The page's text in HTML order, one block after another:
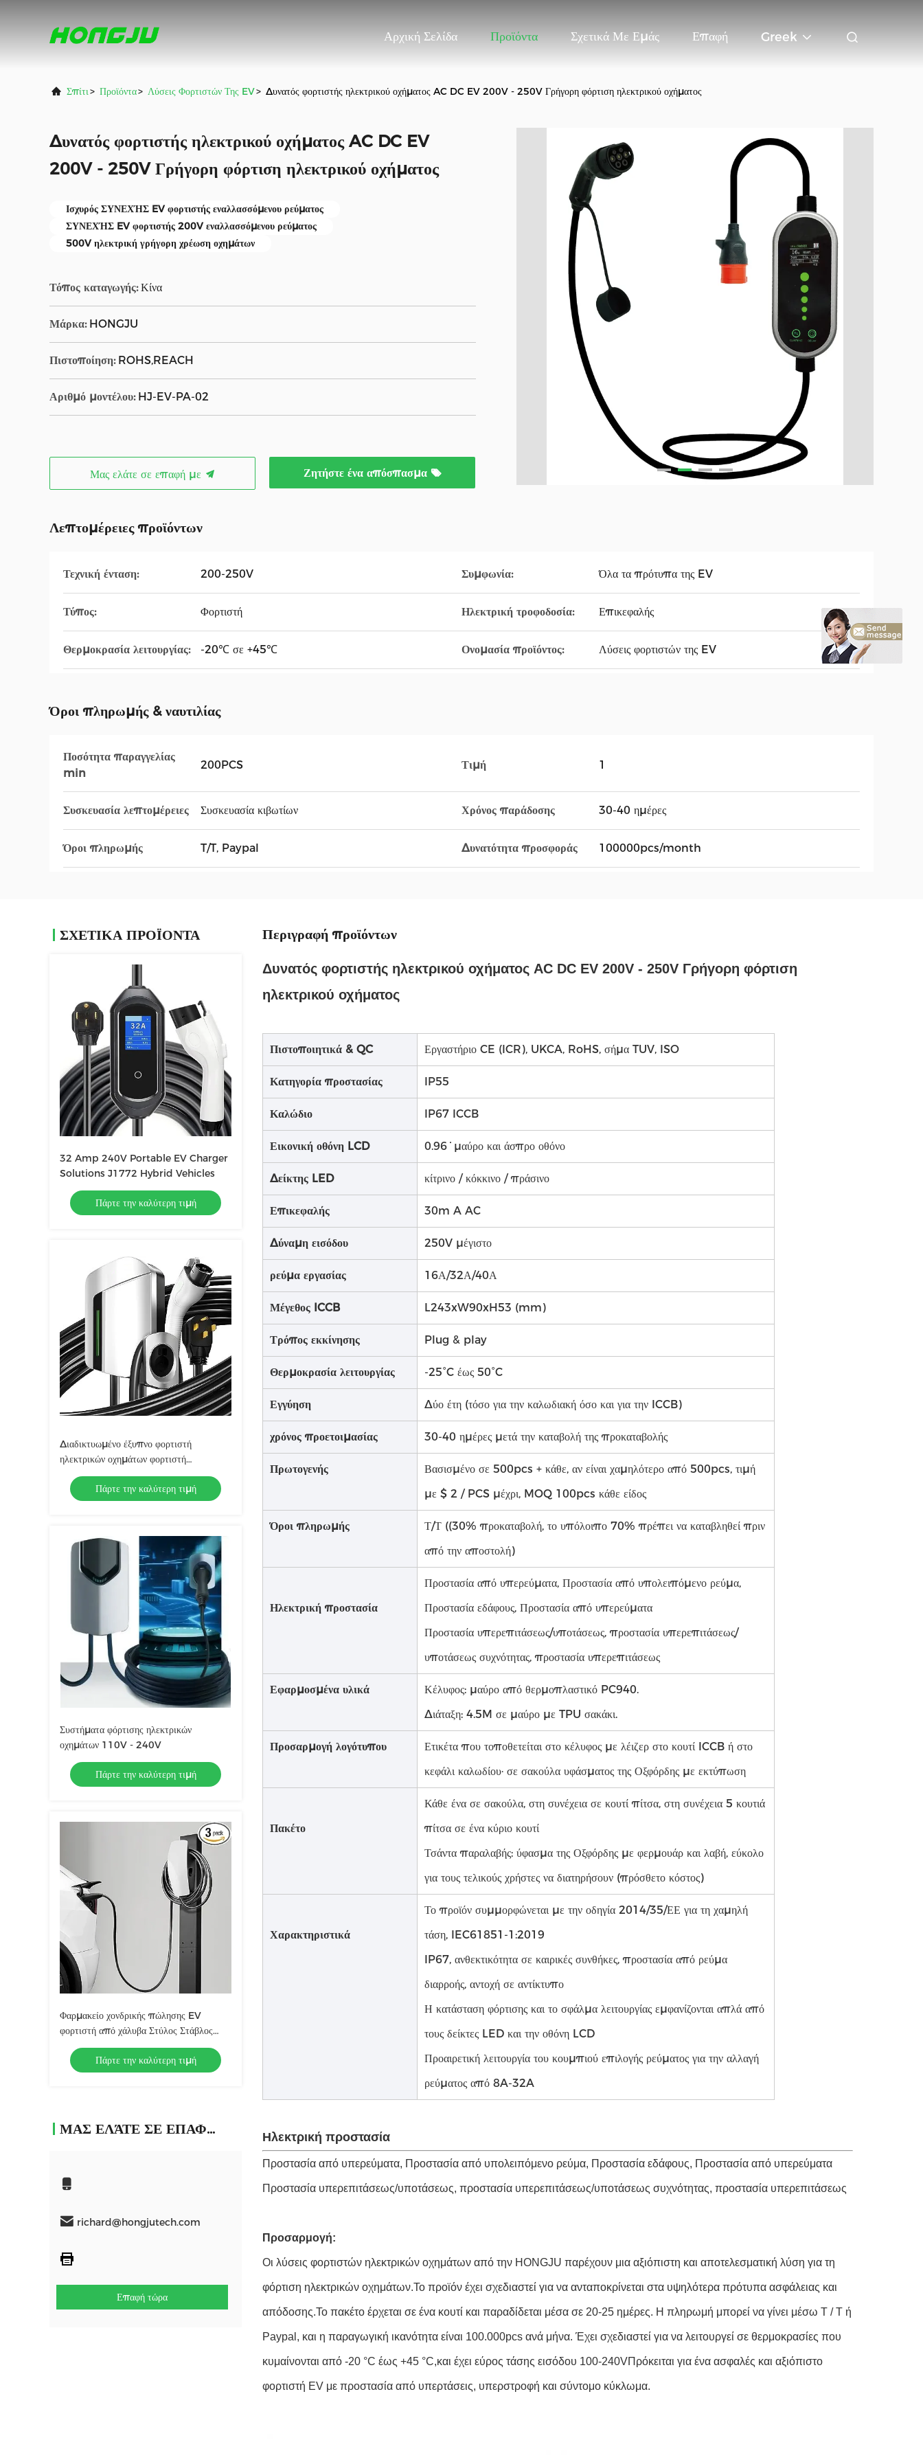
Αρχική Σελίδα Προϊόντα Σχετικά Με Εμάς Επαφή Greek
Σπίτι> Προϊόντα> Λύσεις Φορτιστών Της EV> Δυνατός φορτιστής ηλεκτρικού οχήματος AC DC EV 200V - 250V Γρήγορη φόρτιση ηλεκτρικού οχήματος
Δυνατός φορτιστής ηλεκτρικού οχήματος AC DC EV
200V - 250V Γρήγορη φόρτιση ηλεκτρικού οχήματος
Ισχυρός ΣΥΝΕΧΉΣ EV φορτιστής εναλλασσόμενου ρεύματος
ΣΥΝΕΧΉΣ EV φορτιστής 200V εναλλασσόμενου ρεύματος
500V ηλεκτρική γρήγορη χρέωση οχημάτων
Τόπος καταγωγής: Κίνα
Μάρκα: HONGJU
Πιστοποίηση: ROHS,REACH
Αριθμό μοντέλου: HJ-EV-PA-02
Μας ελάτε σε επαφή με Ζητήστε ένα απόσπασμα
Λεπτομέρειες προϊόντων
Τεχνική ένταση: 200-250V Συμφωνία: Όλα τα πρότυπα της EV
Τύπος: Φορτιστή Ηλεκτρική τροφοδοσία: Επικεφαλής
Θερμοκρασία λειτουργίας: -20℃ σε +45℃ Ονομασία προϊόντος: Λύσεις φορτιστών της EV
Όροι πληρωμής & ναυτιλίας
Ποσότητα παραγγελίας
min
200PCS Τιμή 1
Συσκευασία λεπτομέρειες Συσκευασία κιβωτίων Χρόνος παράδοσης 30-40 ημέρες
Όροι πληρωμής T/T, Paypal Δυνατότητα προσφοράς 100000pcs/month
ΣΧΕΤΙΚΑ ΠΡΟΪΟΝΤΑ
32 Amp 240V Portable EV Charger
Solutions J1772 Hybrid Vehicles
Πάρτε την καλύτερη τιμή
Διαδικτυωμένο έξυπνο φορτιστή
ηλεκτρικών οχημάτων φορτιστή
ηλεκτρικών οχημάτων με τοίχο έως 22
kW
Πάρτε την καλύτερη τιμή
Συστήματα φόρτισης ηλεκτρικών
οχημάτων 110V - 240V
Πάρτε την καλύτερη τιμή
Φαρμακείο χονδρικής πώλησης EV
φορτιστή από χάλυβα Στύλος Στάβλος
Στάβλος σταθμών φόρτισης στο πάτωμα
Πάρτε την καλύτερη τιμή
ΜΑΣ ΕΛΆΤΕ ΣΕ ΕΠΑΦΉ ΜΕ
richard@hongjutech.com
Επαφή τώρα
Περιγραφή προϊόντων
Δυνατός φορτιστής ηλεκτρικού οχήματος AC DC EV 200V - 250V Γρήγορη φόρτιση
ηλεκτρικού οχήματος
Πιστοποιητικά & QC Εργαστήριο CE (ICR), UKCA, RoHS, σήμα TUV, ISO
Κατηγορία προστασίας IP55
Καλώδιο IP67 ICCB
Εικονική οθόνη LCD 0.96 ̇ μαύρο και άσπρο οθόνο
Δείκτης LED κίτρινο / κόκκινο / πράσινο
Επικεφαλής 30m A AC
Δύναμη εισόδου 250V μέγιστο
ρεύμα εργασίας 16Α/32Α/40Α
Μέγεθος ICCB L243xW90xH53 (mm)
Τρόπος εκκίνησης Plug & play
Θερμοκρασία λειτουργίας -25°C έως 50°C
Εγγύηση Δύο έτη (τόσο για την καλωδιακή όσο και για την ICCB)
χρόνος προετοιμασίας 30-40 ημέρες μετά την καταβολή της προκαταβολής
Πρωτογενής
Βασισμένο σε 500pcs + κάθε, αν είναι χαμηλότερο από 500pcs, τιμή
με $ 2 / PCS μέχρι, MOQ 100pcs κάθε είδος
Όροι πληρωμής
Τ/Τ ((30% προκαταβολή, το υπόλοιπο 70% πρέπει να καταβληθεί πριν
από την αποστολή)
Ηλεκτρική προστασία
Προστασία από υπερεύματα, Προστασία από υπολειπόμενο ρεύμα,
Προστασία εδάφους, Προστασία από υπερεύματα
Προστασία υπερεπιτάσεως/υποτάσεως, προστασία υπερεπιτάσεως/
υποτάσεως συχνότητας, προστασία υπερεπιτάσεως
Εφαρμοσμένα υλικά
Κέλυφος: μαύρο από θερμοπλαστικό PC940.
Διάταξη: 4.5M σε μαύρο με TPU σακάκι.
Προσαρμογή λογότυπου
Ετικέτα που τοποθετείται στο κέλυφος με λέιζερ στο κουτί ICCB ή στο
κεφάλι καλωδίου· σε σακούλα υφάσματος της Οξφόρδης με εκτύπωση
Πακέτο
Κάθε ένα σε σακούλα, στη συνέχεια σε κουτί πίτσα, στη συνέχεια 5 κουτιά
πίτσα σε ένα κύριο κουτί
Τσάντα παραλαβής: ύφασμα της Οξφόρδης με φερμουάρ και λαβή, εύκολο
για τους τελικούς χρήστες να διατηρήσουν (πρόσθετο κόστος)
Χαρακτηριστικά
Το προϊόν συμμορφώνεται με την οδηγία 2014/35/ΕΕ για τη χαμηλή
τάση, IEC61851-1:2019
IP67, ανθεκτικότητα σε καιρικές συνθήκες, προστασία από ρεύμα
διαρροής, αντοχή σε αντίκτυπο
Η κατάσταση φόρτισης και το σφάλμα λειτουργίας εμφανίζονται απλά από
τους δείκτες LED και την οθόνη LCD
Προαιρετική λειτουργία του κουμπιού επιλογής ρεύματος για την αλλαγή
ρεύματος από 8A-32A
Ηλεκτρική προστασία
Προστασία από υπερεύματα, Προστασία από υπολειπόμενο ρεύμα, Προστασία εδάφους, Προστασία από υπερεύματα
Προστασία υπερεπιτάσεως/υποτάσεως, προστασία υπερεπιτάσεως/υποτάσεως συχνότητας, προστασία υπερεπιτάσεως
Προσαρμογή:
Οι λύσεις φορτιστών ηλεκτρικών οχημάτων από την HONGJU παρέχουν μια αξιόπιστη και αποτελεσματική λύση για τη
φόρτιση ηλεκτρικών οχημάτων.Το προϊόν έχει σχεδιαστεί για να ανταποκρίνεται στα υψηλότερα πρότυπα ασφάλειας και
απόδοσης.Το πακέτο έρχεται σε ένα κουτί και παραδίδεται μέσα σε 20-25 ημέρες. Η πληρωμή μπορεί να γίνει μέσω T / T ή
Paypal, και η παραγωγική ικανότητα είναι 100.000pcs ανά μήνα. Έχει σχεδιαστεί για να λειτουργεί σε θερμοκρασίες που
κυμαίνονται από -20 °C έως +45 °C,και έχει εύρος τάσης εισόδου 100-240VΠρόκειται για ένα ασφαλές και αξιόπιστο
φορτιστή EV με προστασία από υπερτάσεις, υπερστροφή και σύντομο κύκλωμα.